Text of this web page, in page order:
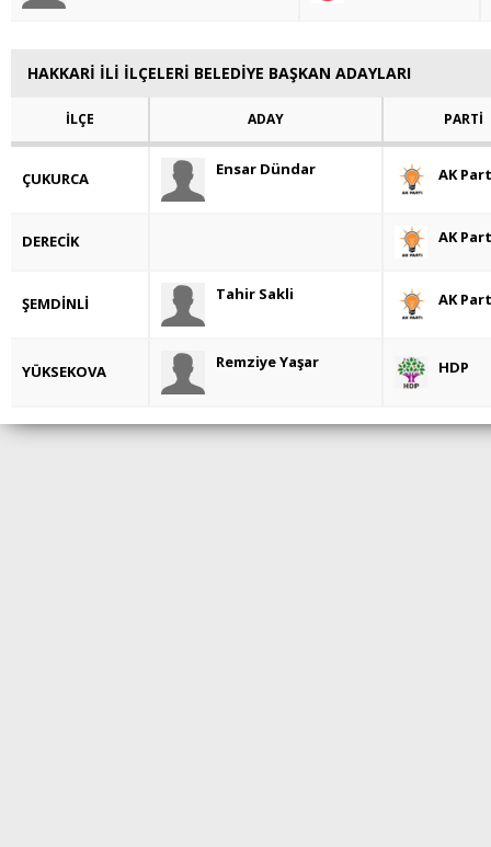
HAKKARİ İLİ İLÇELERİ BELEDİYE BAŞKAN ADAYLARI
İLÇE ADAY PARTİ
ÇUKURCA Ensar Dündar AK
DERECİK AK
ŞEMDİNLİ Tahir Sakli AK
YÜKSEKOVA Remziye Yaşar HDP